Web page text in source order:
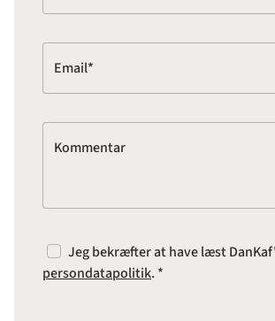
Email*
Kommentar
Jeg bekræfter at have læst
persondatapolitik. *